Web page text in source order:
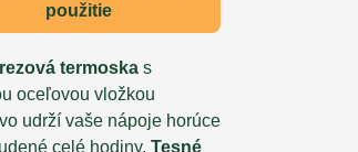
použitie
termoska s
oceľovou vložkou
udrží vaše nápoje horúce
celé hodiny. Tesné